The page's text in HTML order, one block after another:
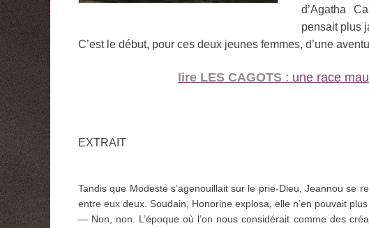
d’Agatha
pensait plus
C’est le début, pour ces deux jeunes femmes, d’une
lire LES CAGOTS : une race
EXTRAIT
Tandis que Modeste s’agenouillait sur le prie-Dieu, Jeannou se
entre eux deux. Soudain, Honorine explosa, elle n’en pouvait plus
— Non, non. L’époque où l’on nous considérait comme des